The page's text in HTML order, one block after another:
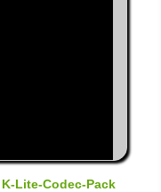
K-Lite-Codec-Pack